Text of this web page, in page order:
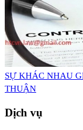
​SỰ KHÁC NHAU
THUẬN
Dịch vụ